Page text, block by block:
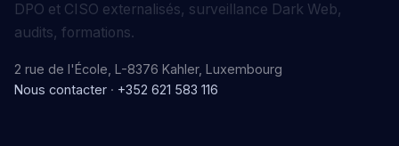
DPO et CISO externalisés, surveillance Dark Web,
audits, formations.
2 rue de l'École, L-8376 Kahler, Luxembourg
Nous contacter · +352 621 583 116